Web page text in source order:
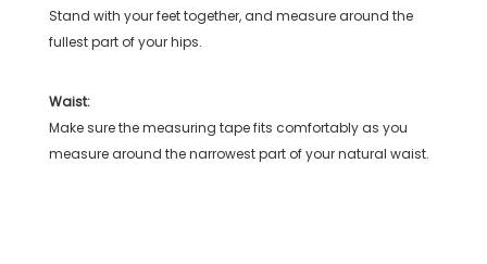
Stand with your feet together, and measure around the
fullest part of your hips.
Waist:
Make sure the measuring tape fits comfortably as you
measure around the narrowest part of your natural waist.